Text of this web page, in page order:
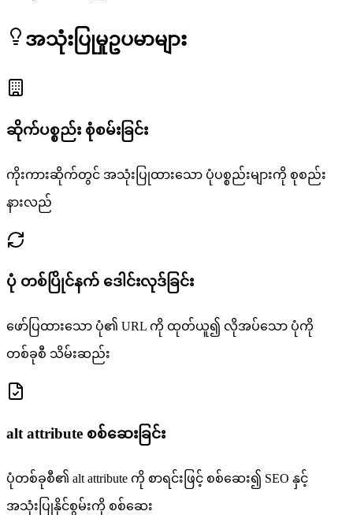
အသုံးပြုမှုဥပမာများ
ဆိုက်ပစ္စည်း စုံစမ်းခြင်း
ကိုးကားဆိုက်တွင် အသုံးပြုထားသော ပုံပစ္စည်းများကို စုစည်း
နားလည်
ပုံ တစ်ပြိုင်နက် ဒေါင်းလုဒ်ခြင်း
ဖော်ပြထားသော ပုံ၏ URL ကို ထုတ်ယူ၍ လိုအပ်သော ပုံကို
တစ်ခုစီ သိမ်းဆည်း
alt attribute စစ်ဆေးခြင်း
ပုံတစ်ခုစီ၏ alt attribute ကို စာရင်းဖြင့် စစ်ဆေး၍ SEO နှင့်
အသုံးပြုနိုင်စွမ်းကို စစ်ဆေး